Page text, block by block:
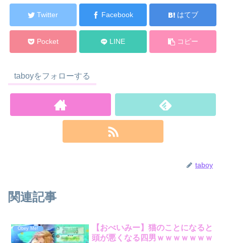
Twitter Facebook はてブ
Pocket LINE コピー
taboyをフォローする
taboy
関連記事
Obey Me!
【おべいみー】猫のことになると
頭が悪くなる四男ｗｗｗｗｗｗｗ